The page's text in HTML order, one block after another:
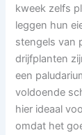
kweek zelfs
leggen hun
stengels van
drijfplanten
een
voldoende
hier ideaal
omdat het